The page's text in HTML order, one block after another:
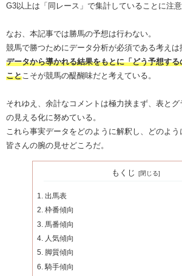
G3以上は「同レース」で集計していることに注意
なお、本記事では勝馬の予想は行わない。
競馬で勝つためにデータ分析が必須である考えは
データから導かれる結果をもとに「どう予想す
こと こそが競馬の醍醐味だと考えている。
それゆえ、余計なコメントは極力挟まず、表と
の見える化に努めている。
これら事実データをどのように解釈し、どのよ
皆さんの腕の見せどころだ。
もくじ
出馬表
枠番傾向
馬番傾向
人気傾向
脚質傾向
騎手傾向